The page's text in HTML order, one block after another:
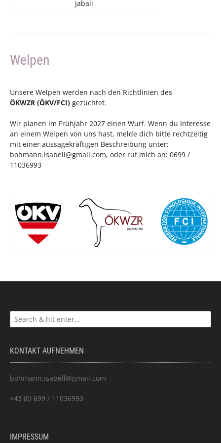
Jabali
Welpen
Unsere Welpen werden nach den Richtlinien des
ÖKWZR (ÖKV/FCI) gezüchtet.
Wir planen im Frühjahr 2027 einen Wurf. Wenn du Interesse
an einem Welpen von uns hast, melde dich bitte rechtzeitig
mit einer aussagekräftigen Beschreibung unter:
bohmann.isabell@gmail.com, oder ruf mich an: 0699 /
11036993
KONTAKT AUFNEHMEN
bohmann.isabell@gmail.com
+43 (0) 699 / 11036993
IMPRESSUM